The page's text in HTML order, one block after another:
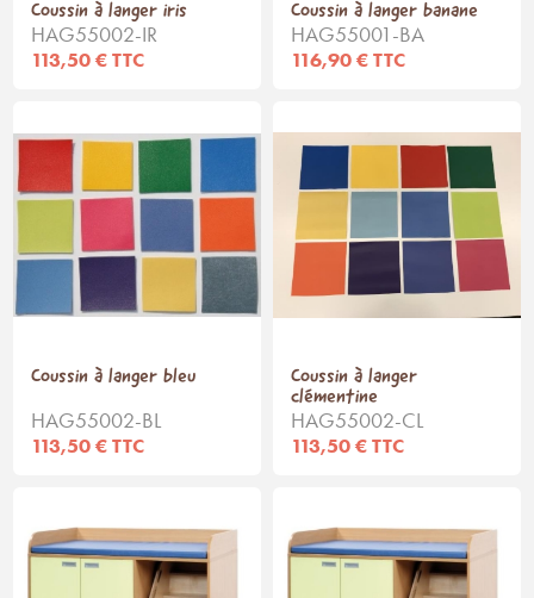
Coussin à langer iris
HAG55002-IR
113,50 € TTC
Coussin à langer banane
HAG55001-BA
116,90 € TTC
Coussin à langer bleu
HAG55002-BL
113,50 € TTC
Coussin à langer
clémentine
HAG55002-CL
113,50 € TTC